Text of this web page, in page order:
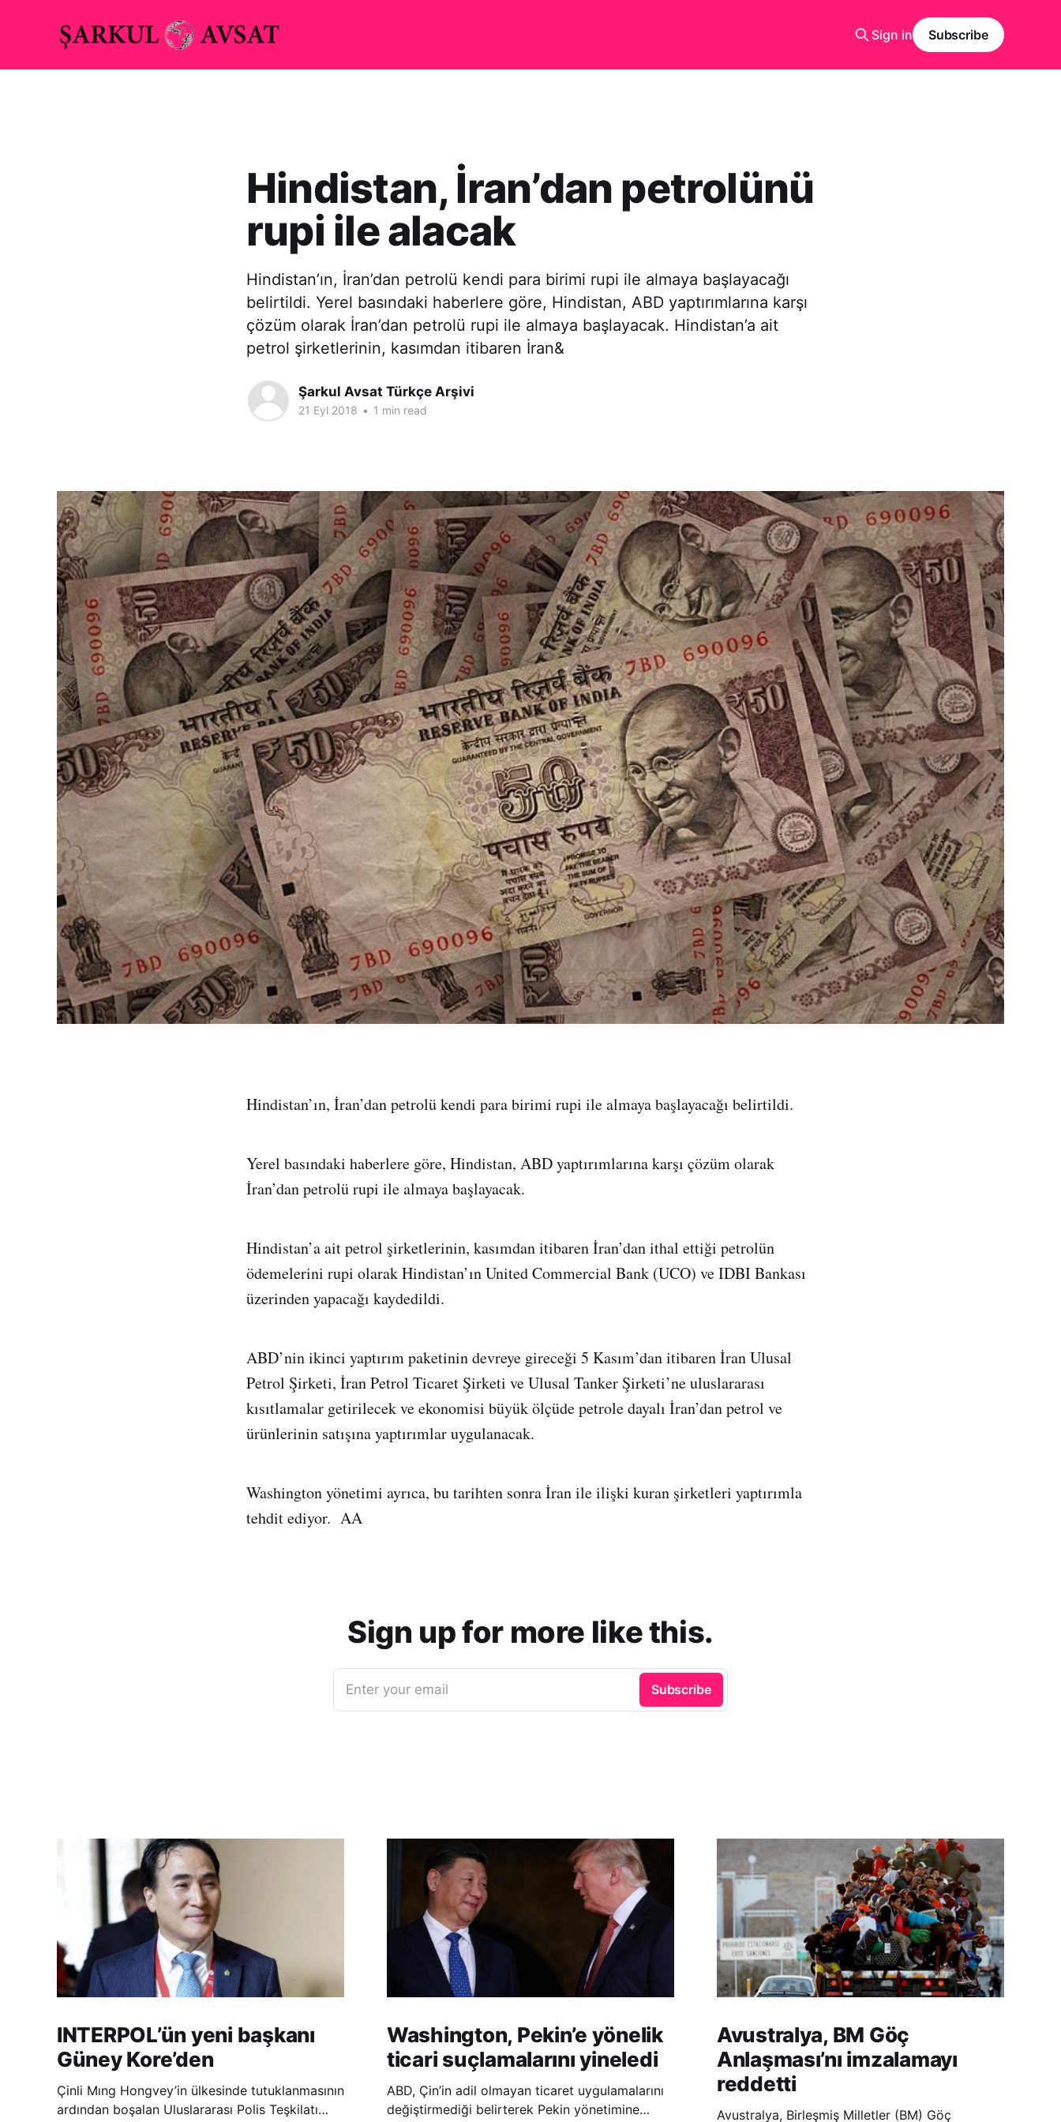
Sign in Subscribe
Hindistan, İran’dan petrolünü
rupi ile alacak
Hindistan’ın, İran’dan petrolü kendi para birimi rupi ile almaya başlayacağı
belirtildi. Yerel basındaki haberlere göre, Hindistan, ABD yaptırımlarına karşı
çözüm olarak İran’dan petrolü rupi ile almaya başlayacak. Hindistan’a ait
petrol şirketlerinin, kasımdan itibaren İran&
Şarkul Avsat Türkçe Arşivi
21 Eyl 2018 • 1 min read
Hindistan’ın, İran’dan petrolü kendi para birimi rupi ile almaya başlayacağı belirtildi.
Yerel basındaki haberlere göre, Hindistan, ABD yaptırımlarına karşı çözüm olarak
İran’dan petrolü rupi ile almaya başlayacak.
Hindistan’a ait petrol şirketlerinin, kasımdan itibaren İran’dan ithal ettiği petrolün
ödemelerini rupi olarak Hindistan’ın United Commercial Bank (UCO) ve IDBI Bankası
üzerinden yapacağı kaydedildi.
ABD’nin ikinci yaptırım paketinin devreye gireceği 5 Kasım’dan itibaren İran Ulusal
Petrol Şirketi, İran Petrol Ticaret Şirketi ve Ulusal Tanker Şirketi’ne uluslararası
kısıtlamalar getirilecek ve ekonomisi büyük ölçüde petrole dayalı İran’dan petrol ve
ürünlerinin satışına yaptırımlar uygulanacak.
Washington yönetimi ayrıca, bu tarihten sonra İran ile ilişki kuran şirketleri yaptırımla
tehdit ediyor. AA
Sign up for more like this.
Enter your email Subscribe
INTERPOL’ün yeni başkanı
Güney Kore’den
Çinli Mıng Hongvey’in ülkesinde tutuklanmasının
ardından boşalan Uluslararası Polis Teşkilatı
Washington, Pekin’e yönelik
ticari suçlamalarını yineledi
ABD, Çin’in adil olmayan ticaret uygulamalarını
değiştirmediği belirterek Pekin yönetimine
Avustralya, BM Göç
Anlaşması’nı imzalamayı
reddetti
Avustralya, Birleşmiş Milletler (BM) Göç